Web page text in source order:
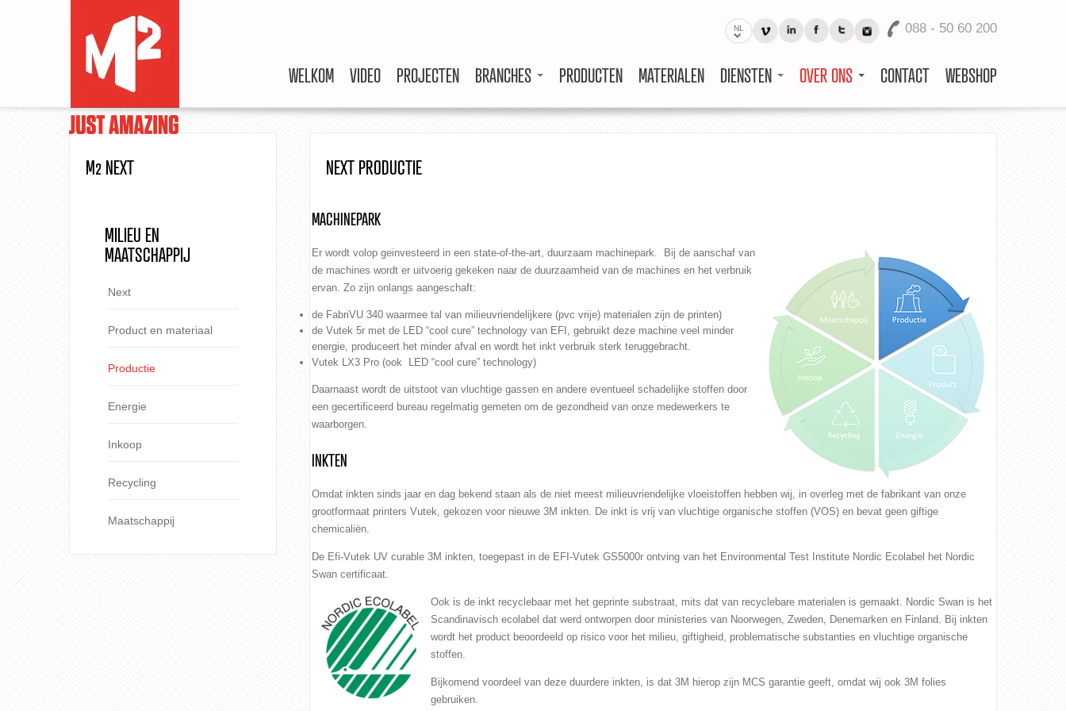
NL 088 - 50 60 200
WELKOM VIDEO PROJECTEN BRANCHES PRODUCTEN MATERIALEN DIENSTEN OVER ONS CONTACT WEBSHOP
M2 NEXT
MILIEU EN
MAATSCHAPPIJ
Next
Product en materiaal
Productie
Energie
Inkoop
Recycling
Maatschappij
NEXT PRODUCTIE
MACHINEPARK
Er wordt volop geinvesteerd in een state-of-the-art, duurzaam machinepark. Bij de aanschaf van
de machines wordt er uitvoerig gekeken naar de duurzaamheid van de machines en het verbruik
ervan. Zo zijn onlangs aangeschaft:
de FabriVU 340 waarmee tal van milieuvriendelijkere (pvc vrije) materialen zijn de printen)
de Vutek 5r met de LED “cool cure” technology van EFI, gebruikt deze machine veel minder
energie, produceert het minder afval en wordt het inkt verbruik sterk teruggebracht.
Vutek LX3 Pro (ook LED “cool cure” technology)
Daarnaast wordt de uitstoot van vluchtige gassen en andere eventueel schadelijke stoffen door
een gecertificeerd bureau regelmatig gemeten om de gezondheid van onze medewerkers te
waarborgen.
INKTEN
Omdat inkten sinds jaar en dag bekend staan als de niet meest milieuvriendelijke vloeistoffen hebben wij, in overleg met de fabrikant van onze
grootformaat printers Vutek, gekozen voor nieuwe 3M inkten. De inkt is vrij van vluchtige organische stoffen (VOS) en bevat geen giftige
chemicaliën.
De Efi-Vutek UV curable 3M inkten, toegepast in de EFI-Vutek GS5000r ontving van het Environmental Test Institute Nordic Ecolabel het Nordic
Swan certificaat.
Ook is de inkt recyclebaar met het geprinte substraat, mits dat van recyclebare materialen is gemaakt. Nordic Swan is het
Scandinavisch ecolabel dat werd ontworpen door ministeries van Noorwegen, Zweden, Denemarken en Finland. Bij inkten
wordt het product beoordeeld op risico voor het milieu, giftigheid, problematische substanties en vluchtige organische
stoffen.
Bijkomend voordeel van deze duurdere inkten, is dat 3M hierop zijn MCS garantie geeft, omdat wij ook 3M folies
gebruiken.